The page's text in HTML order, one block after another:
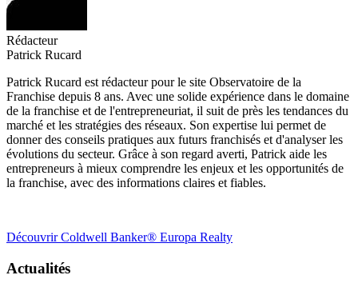
Rédacteur
Patrick Rucard
Patrick Rucard est rédacteur pour le site Observatoire de la
Franchise depuis 8 ans. Avec une solide expérience dans le domaine
de la franchise et de l'entrepreneuriat, il suit de près les tendances du
marché et les stratégies des réseaux. Son expertise lui permet de
donner des conseils pratiques aux futurs franchisés et d'analyser les
évolutions du secteur. Grâce à son regard averti, Patrick aide les
entrepreneurs à mieux comprendre les enjeux et les opportunités de
la franchise, avec des informations claires et fiables.
Découvrir Coldwell Banker® Europa Realty
Actualités